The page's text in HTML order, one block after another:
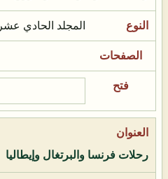
المجلد الحادي عشر
رحلات فرنسا والبرتغال وإيطاليا